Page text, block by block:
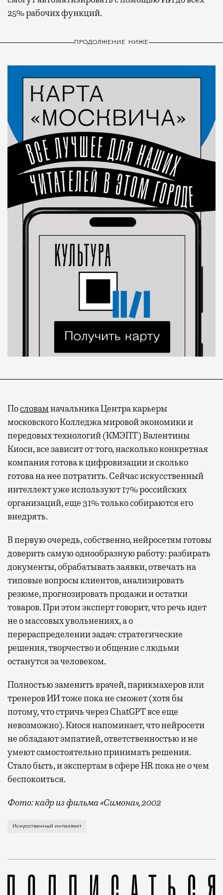
25% рабочих функций.
ПРОДОЛЖЕНИЕ НИЖЕ
Пословамначальника Центра карьеры
московского Колледжа мировой экономики и
передовых технологий (КМЭПТ) Валентины
Киоси, все зависит от того, насколько конкретная
компания готова к цифровизации и сколько
готова на нее потратить. Сейчас искусственный
интеллект уже используют 17% российских
организаций, еще 31% только собираются его
внедрять.
В первую очередь, собственно, нейросетям готовы
доверить самую однообразную работу: разбирать
документы, обрабатывать заявки, отвечать на
типовые вопросы клиентов, анализировать
резюме, прогнозировать продажи и остатки
товаров. При этом эксперт говорит, что речь идет
не о массовых увольнениях, а о
перераспределении задач: стратегические
решения, творчество и общение с людьми
останутся за человеком.
Полностью заменить врачей, парикмахеров или
тренеров ИИ тоже пока не сможет (хотя бы
потому, что стричь через ChatGPT все еще
невозможно). Киося напоминает, что нейросети
не обладают эмпатией, ответственностью и не
умеют самостоятельно принимать решения.
Стало быть, и экспертам в сфере HR пока не о чем
беспокоиться.
Фото: кадр из фильма «Симона», 2002
Ни одна неделя уже не обходится без нового
Искусственный интеллект